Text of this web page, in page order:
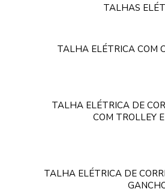
TALHAS
TALHA ELÉTRICA COM
TALHA ELÉTRICA DE
COM TROLLEY
TALHA ELÉTRICA DE